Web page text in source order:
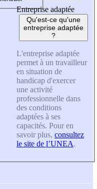
Entreprise adaptée
Qu'est-ce qu'une
entreprise adaptée
?
L'entreprise adaptée
permet à un travailleur
en situation de
handicap d'exercer
une activité
professionnelle dans
des conditions
adaptées à ses
capacités. Pour en
savoir plus, consultez
le site de l’UNEA.